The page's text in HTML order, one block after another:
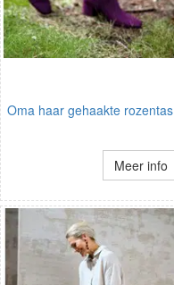
Oma haar gehaakte rozentas
Meer info